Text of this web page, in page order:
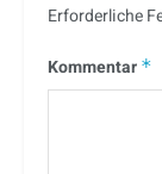
Erforderliche
Kommentar *